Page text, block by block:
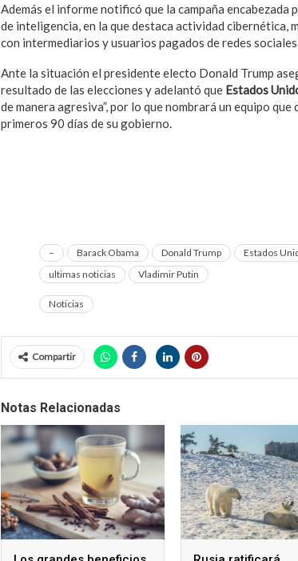
Además el informe notificó que la campaña encabezada
de inteligencia, en la que destaca actividad cibernética,
con intermediarios y usuarios pagados de redes
Ante la situación el presidente electo Donald Trump
resultado de las elecciones y adelantó que Estados
de manera agresiva”, por lo que nombrará un equipo
primeros 90 días de su gobierno.
– Barack Obama Donald Trump Estados
ultimas noticias
Vladimir Putin
Noticias
Compartir
Notas Relacionadas